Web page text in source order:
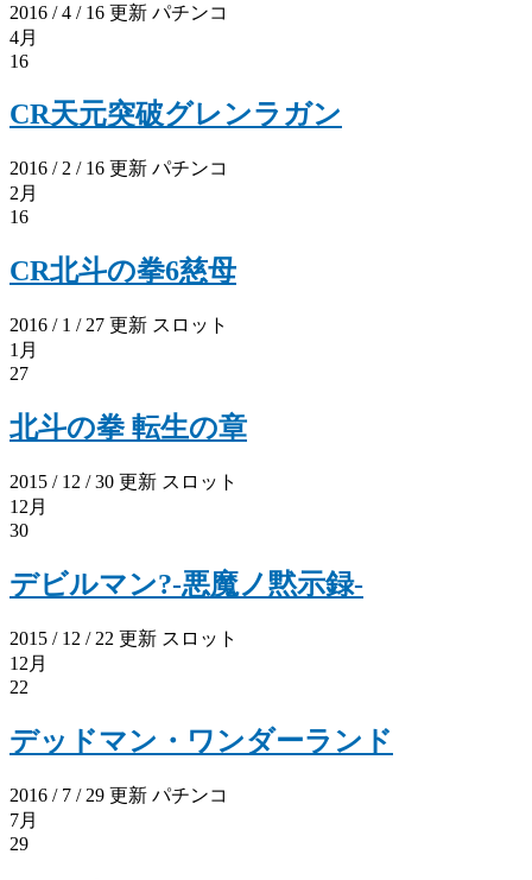
2016 / 4 / 16 更新 パチンコ
4月
16
CR天元突破グレンラガン
2016 / 2 / 16 更新 パチンコ
2月
16
CR北斗の拳6慈母
2016 / 1 / 27 更新 スロット
1月
27
北斗の拳 転生の章
2015 / 12 / 30 更新 スロット
12月
30
デビルマン?-悪魔ノ黙示録-
2015 / 12 / 22 更新 スロット
12月
22
デッドマン・ワンダーランド
2016 / 7 / 29 更新 パチンコ
7月
29